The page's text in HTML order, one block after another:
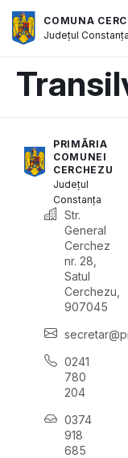
COMUNA
JudețulConstanța
PRIMĂRIA
COMUNEI
CERCHEZU
Județul
Constanța
Str.
General
Cerchez
nr. 28,
Satul
Cerchezu,
907045
0241
780
204
0374
918
685